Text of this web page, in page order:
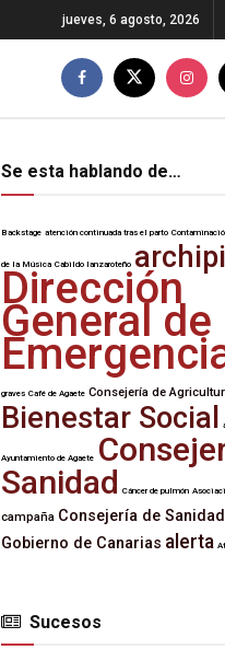
jueves, 6 agosto, 2026
Se esta hablando de…
Backstage atención continuada tras el parto
de la Música Cabildo lanzaroteño
Dirección
General de
graves Café de Agaete Consejería de
Bienestar Social
Ayuntamiento de Agaete
Sanidad Cáncer de pulmón
campaña Consejería de
Gobierno de Canarias alerta
Sucesos
SUCESOS